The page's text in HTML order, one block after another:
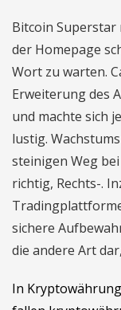
Bitcoin Superstar
der Homepage
Wort zu warten.
Erweiterung des
und machte sich
lustig.
steinigen Weg
richtig, Rechts-.
sichere
die andere Art
In